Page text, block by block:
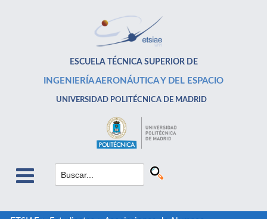
ESCUELA TÉCNICA SUPERIOR DE
INGENIERÍA AERONÁUTICA Y DEL ESPACIO
UNIVERSIDAD POLITÉCNICA DE MADRID